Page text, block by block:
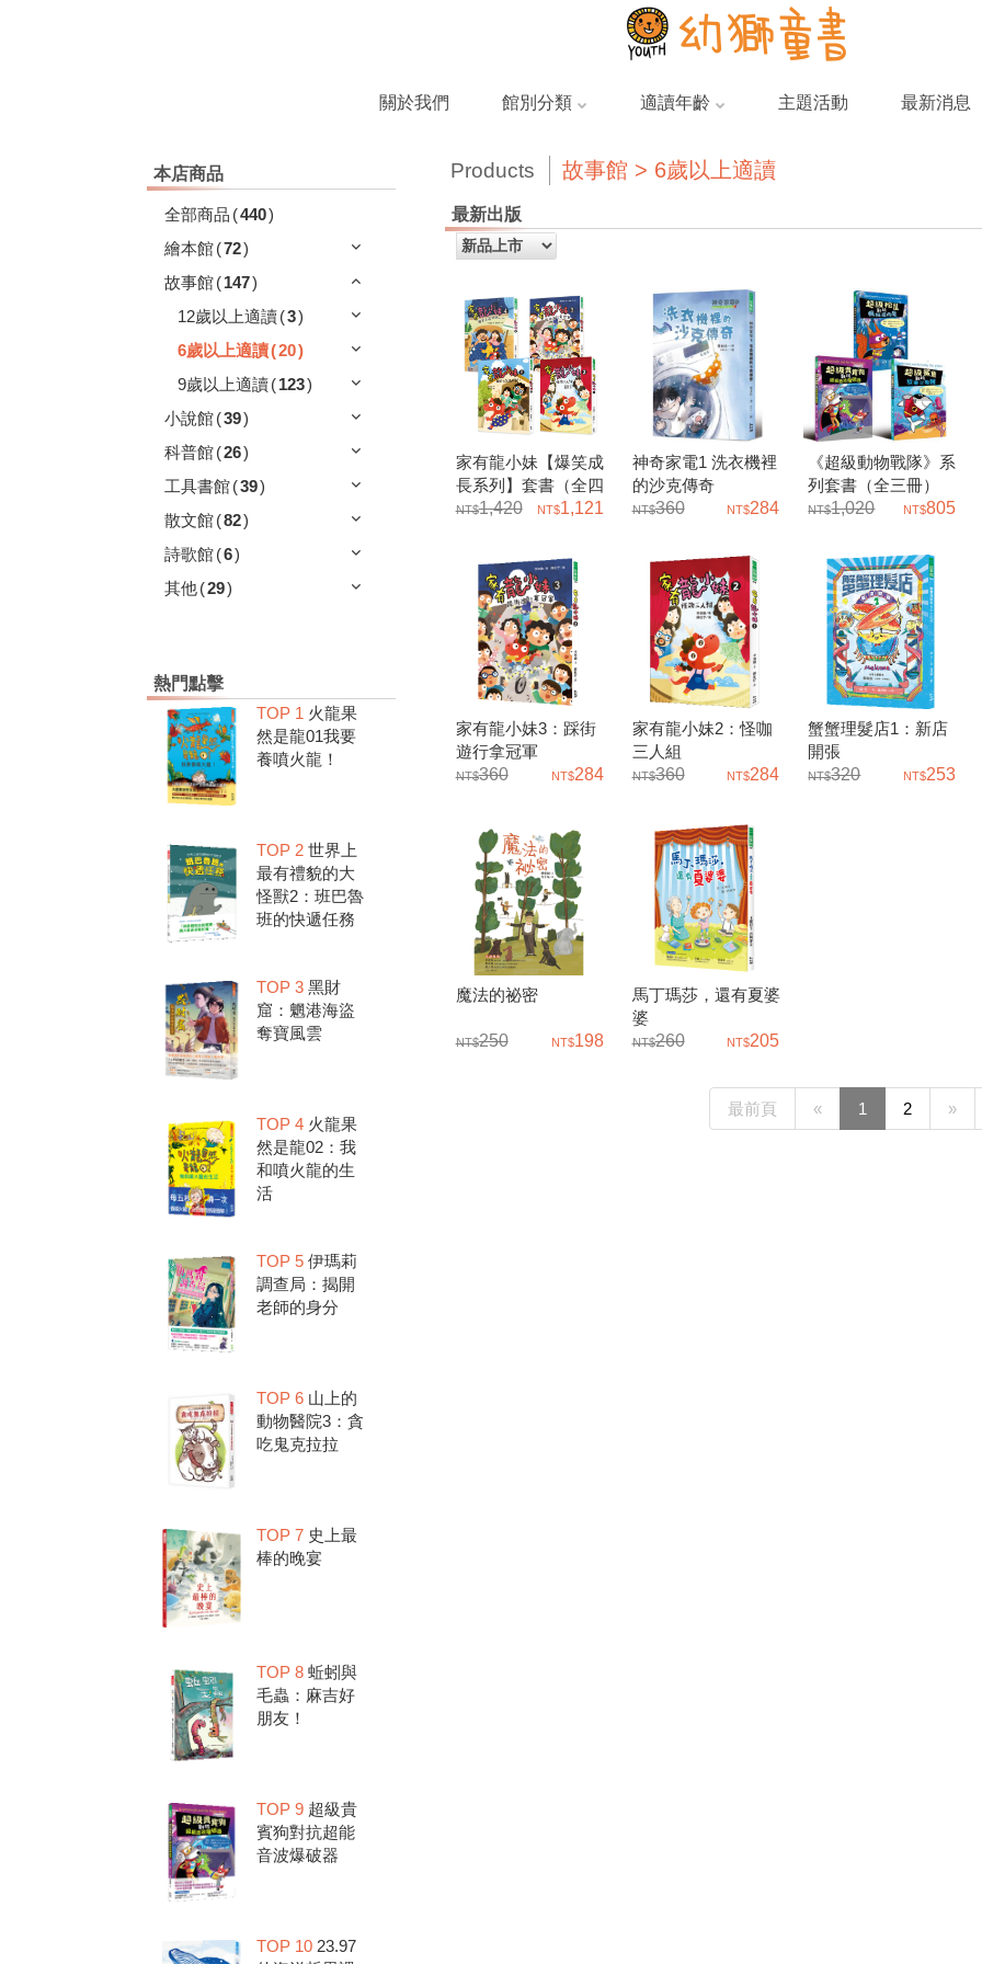
關於我們 館別分類 適讀年齡 主題活動 最新消息
本店商品
全部商品 (440)
繪本館(72)
故事館(147)
12歲以上適讀(3)
6歲以上適讀(20)
9歲以上適讀(123)
小說館(39)
科普館(26)
工具書館(39)
散文館(82)
詩歌館(6)
其他(29)
熱門點擊
TOP 1 火龍果
然是龍01我要
養噴火龍！
TOP 2世界上
最有禮貌的大
怪獸2：班巴魯
班的快遞任務
TOP 3黑財
窟：魍港海盜
奪寶風雲
TOP 4火龍果
然是龍02：我
和噴火龍的生
活
TOP 5伊瑪莉
調查局：揭開
老師的身分
TOP 6山上的
動物醫院3：貪
吃鬼克拉拉
TOP 7史上最
棒的晚宴
TOP 8蚯蚓與
毛蟲：麻吉好
朋友！
TOP 9超級貴
賓狗對抗超能
音波爆破器
TOP 1023.97
Products 故事館 > 6歲以上適讀
最新出版
家有龍小妹【爆笑成
長系列】套書（全四
冊）1,420 1,121
神奇家電1 洗衣機裡
的沙克傳奇
360
284
《超級動物戰隊》系
列套書（全三冊）
1,020
805
家有龍小妹3：踩街
遊行拿冠軍
360
284
家有龍小妹2：怪咖
三人組
360
284
蟹蟹理髮店1：新店
開張
320
253
魔法的祕密
250 198
馬丁瑪莎，還有夏婆
婆
260
205
最前頁 « 1 2 »